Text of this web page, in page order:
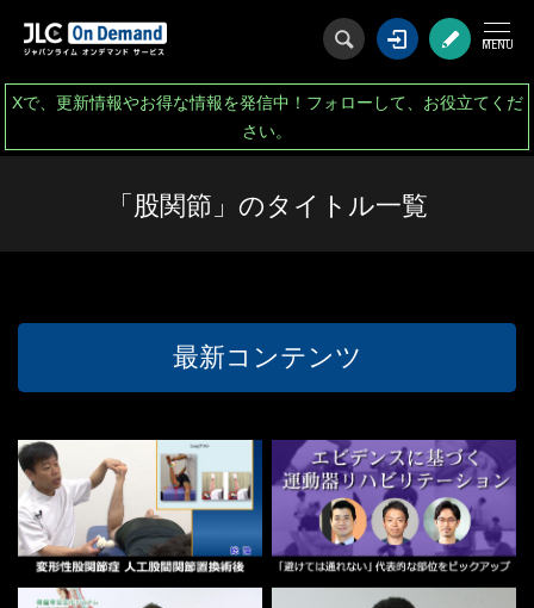
ログイン会
Xで、更新情報やお得な情報を発信中！フォローして、お役立てくだ
さい。
「股関節」のタイトル一覧
最新コンテンツ